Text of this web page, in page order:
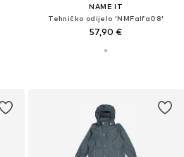
NAME IT
Tehničko odijelo 'NMFalfa08'
57,90 €